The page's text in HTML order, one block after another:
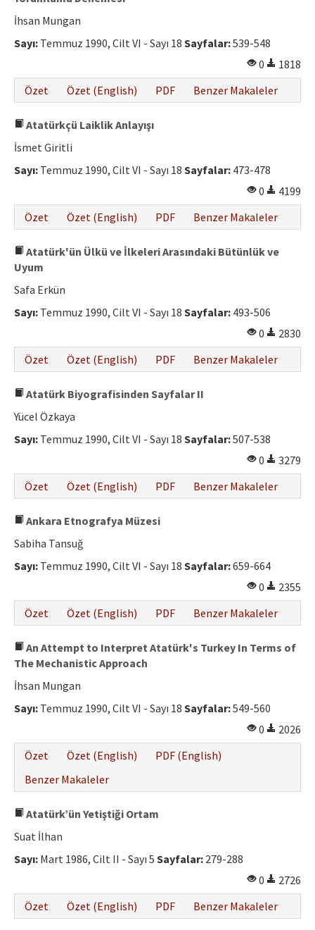
İhsan Mungan
Sayı: Temmuz 1990, Cilt VI - Sayı 18 Sayfalar:539-548
0
1818
Özet
Özet (English) PDF Benzer Makaleler
Atatürkçü Laiklik Anlayışı
İsmet Giritli
Sayı: Temmuz 1990, Cilt VI - Sayı 18 Sayfalar: 473-478
0
4199
Özet
Özet (English) PDF Benzer Makaleler
Atatürk'ün Ülkü ve İlkeleri Arasındaki Bütünlük ve
Uyum
Safa Erkün
Sayı: Temmuz 1990, Cilt VI - Sayı 18 Sayfalar: 493-506
0
2830
Özet
Özet (English) PDF Benzer Makaleler
Atatürk Biyografisinden Sayfalar II
Yücel Özkaya
Sayı: Temmuz 1990, Cilt VI - Sayı 18 Sayfalar:507-538
0
3279
Özet
Özet (English) PDF Benzer Makaleler
Ankara Etnografya Müzesi
Sabiha Tansuğ
Sayı: Temmuz 1990, Cilt VI - Sayı 18 Sayfalar:659-664
0
2355
Özet
Özet (English) PDF Benzer Makaleler
An Attempt to Interpret Atatürk's Turkey In Terms of
The Mechanistic Approach
İhsan Mungan
Sayı: Temmuz 1990, Cilt VI - Sayı 18 Sayfalar:549-560
0
2026
Özet
Özet (English)
PDF (English)
Benzer Makaleler
Atatürk’ün Yetiştiği Ortam
Suat İlhan
Sayı: Mart 1986, Cilt II - Sayı 5 Sayfalar: 279-288
0
2726
Özet
Özet (English) PDF Benzer Makaleler